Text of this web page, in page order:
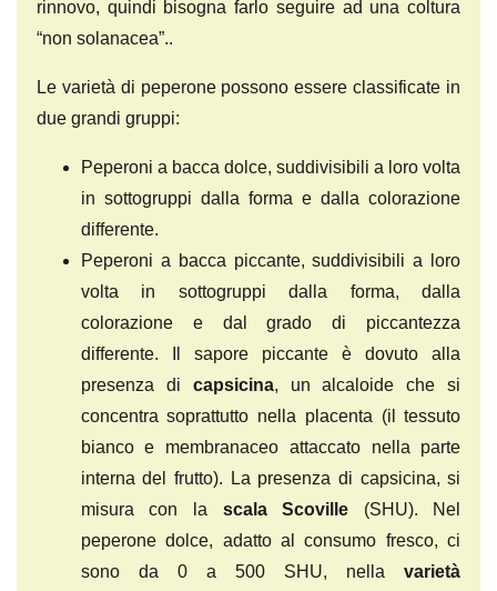
rinnovo, quindi bisogna farlo seguire ad una coltura
“non solanacea”..
Le varietà di peperone possono essere classificate in
due grandi gruppi:
Peperoni a bacca dolce, suddivisibili a loro volta
in sottogruppi dalla forma e dalla colorazione
differente.
Peperoni a bacca piccante, suddivisibili a loro
volta in sottogruppi dalla forma, dalla
colorazione e dal grado di piccantezza
differente. Il sapore piccante è dovuto alla
presenza di capsicina, un alcaloide che si
concentra soprattutto nella placenta (il tessuto
bianco e membranaceo attaccato nella parte
interna del frutto). La presenza di capsicina, si
misura con la scala Scoville (SHU). Nel
peperone dolce, adatto al consumo fresco, ci
sono da 0 a 500 SHU, nellavarietà